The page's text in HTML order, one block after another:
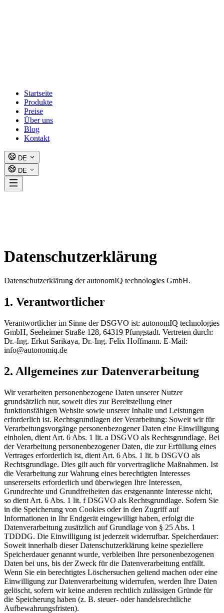
Startseite
Produkte
Preise
Über uns
Blog
Kontakt
DE
DE
Datenschutzerklärung
Datenschutzerklärung der autonomIQ technologies GmbH.
1. Verantwortlicher
Verantwortlicher im Sinne der DSGVO ist: autonomIQ technologies
GmbH, Seeheimer Straße 128, 64319 Pfungstadt. Vertreten durch:
Dr.-Ing. Erkut Sarikaya, Dr.-Ing. Felix Hoffmann. E-Mail:
info@autonomiq.de
2. Allgemeines zur Datenverarbeitung
Wir verarbeiten personenbezogene Daten unserer Nutzer
grundsätzlich nur, soweit dies zur Bereitstellung einer
funktionsfähigen Website sowie unserer Inhalte und Leistungen
erforderlich ist. Rechtsgrundlagen der Verarbeitung: Soweit wir für
Verarbeitungsvorgänge personenbezogener Daten eine Einwilligung
einholen, dient Art. 6 Abs. 1 lit. a DSGVO als Rechtsgrundlage. Bei
der Verarbeitung personenbezogener Daten, die zur Erfüllung eines
Vertrages erforderlich ist, dient Art. 6 Abs. 1 lit. b DSGVO als
Rechtsgrundlage. Dies gilt auch für vorvertragliche Maßnahmen. Ist
die Verarbeitung zur Wahrung eines berechtigten Interesses
unsererseits erforderlich und überwiegen Ihre Interessen,
Grundrechte und Grundfreiheiten das erstgenannte Interesse nicht,
so dient Art. 6 Abs. 1 lit. f DSGVO als Rechtsgrundlage. Sofern Sie
in die Speicherung von Cookies oder in den Zugriff auf
Informationen in Ihr Endgerät eingewilligt haben, erfolgt die
Datenverarbeitung zusätzlich auf Grundlage von § 25 Abs. 1
TDDDG. Die Einwilligung ist jederzeit widerrufbar. Speicherdauer:
Soweit innerhalb dieser Datenschutzerklärung keine speziellere
Speicherdauer genannt wurde, verbleiben Ihre personenbezogenen
Daten bei uns, bis der Zweck für die Datenverarbeitung entfällt.
Wenn Sie ein berechtigtes Löschersuchen geltend machen oder eine
Einwilligung zur Datenverarbeitung widerrufen, werden Ihre Daten
gelöscht, sofern wir keine anderen rechtlich zulässigen Gründe für
die Speicherung haben (z. B. steuer- oder handelsrechtliche
Aufbewahrungsfristen).